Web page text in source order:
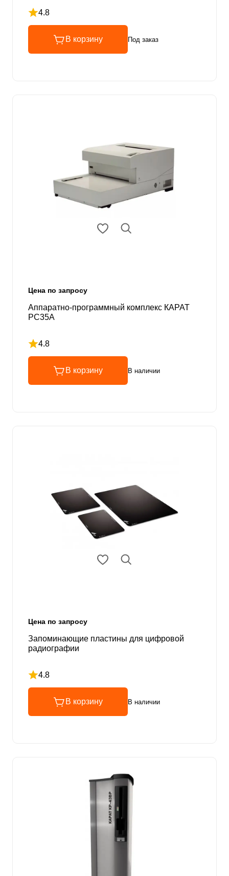
4.8
Рейтинг 4.8 из 5
В корзину Под заказ
Цена по запросу
Аппаратно-программный комплекс КАРАТ
РС35А
4.8
Рейтинг 4.8 из 5
В корзину В наличии
Цена по запросу
Запоминающие пластины для цифровой
радиографии
4.8
Рейтинг 4.8 из 5
В корзину В наличии